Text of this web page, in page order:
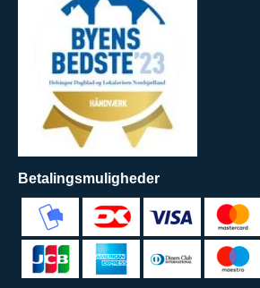
Betalingsmuligheder